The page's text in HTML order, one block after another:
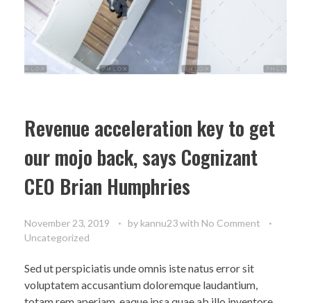
Revenue acceleration key to get
our mojo back, says Cognizant
CEO Brian Humphries
November 23, 2019 by kannu23with No Comment
Uncategorized
Sed ut perspiciatis unde omnis iste natus error sit
voluptatem accusantium doloremque laudantium,